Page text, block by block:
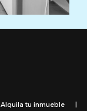
Alquila tu inmueble